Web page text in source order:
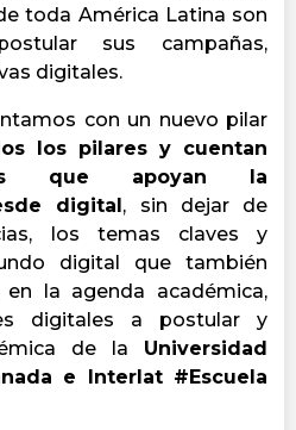
toda América Latina son
sus campañas,
digitales.
con un nuevo pilar
los pilares y cuentan
que apoyan la
digital, sin dejar de
los temas claves y
digital que también
en la agenda académica,
digitales a postular y
de la Universidad
e Interlat #Escuela